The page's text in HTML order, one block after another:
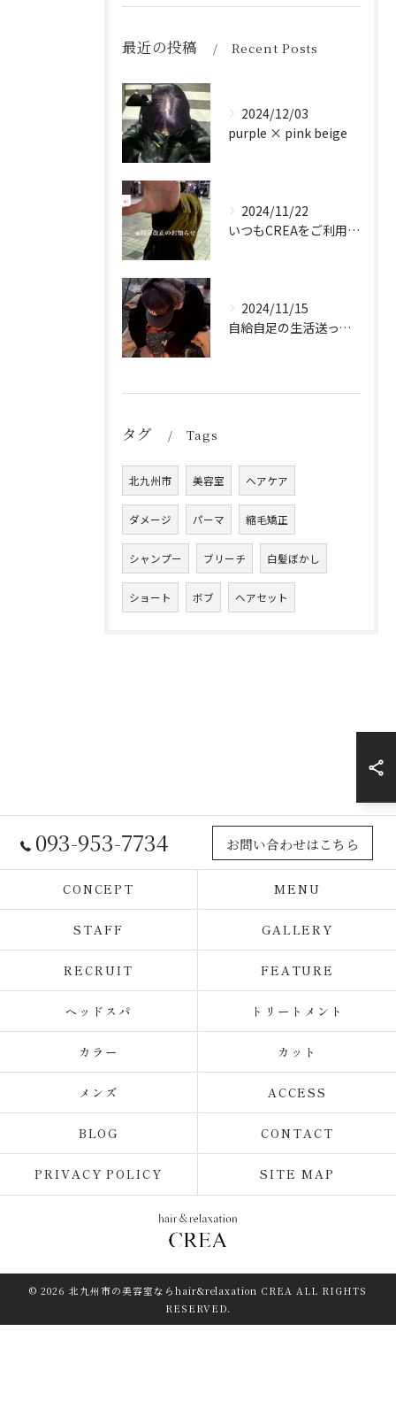
最近の投稿 Recent Posts
2024/12/03
purple × pink beige
2024/11/22
いつもCREAをご利用頂き誠に有難う御座います！
2024/11/15
自給自足の生活送ってます
タグ Tags
北九州市 美容室 ヘアケア
ダメージ パーマ 縮毛矯正
シャンプー ブリーチ 白髪ぼかし
ショート ボブ ヘアセット
093-953-7734 お問い合わせはこちら
CONCEPT MENU
STAFF GALLERY
RECRUIT FEATURE
ヘッドスパ トリートメント
カラー カット
メンズ ACCESS
BLOG CONTACT
PRIVACY POLICY SITE MAP
© 2026 北九州市の美容室ならhair&relaxation CREA ALL RIGHTS
RESERVED.